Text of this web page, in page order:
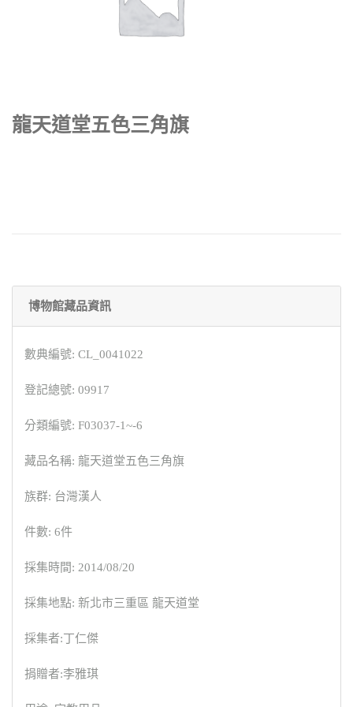
龍天道堂五色三角旗
博物館藏品資訊
數典編號: CL_0041022
登記總號: 09917
分類編號: F03037-1~-6
藏品名稱: 龍天道堂五色三角旗
族群: 台灣漢人
件數: 6件
採集時間: 2014/08/20
採集地點: 新北市三重區 龍天道堂
採集者:丁仁傑
捐贈者:李雅琪